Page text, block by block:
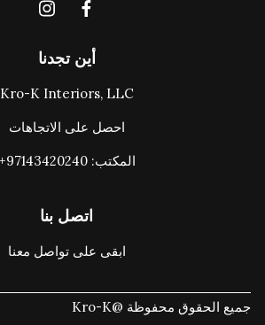
اتصل بنا
ابقى على تواصل معنا
أين تجدنا
Kro-K Interiors, LLC
احصل على الاتجاهات
المكتب: ‎+97143420240
جميع الحقوق محفوظة @Kro-K